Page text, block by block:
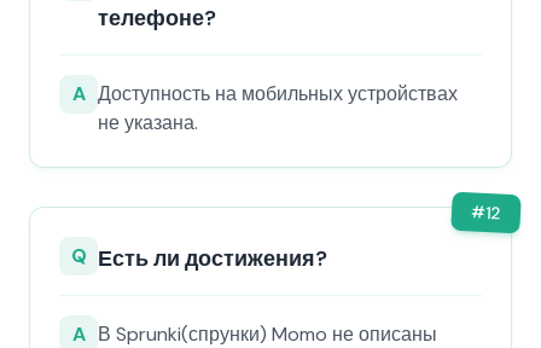
телефоне?
A Доступность на мобильных устройствах
не указана.
#12
Q Есть ли достижения?
A В Sprunki(спрунки) Momo не описаны